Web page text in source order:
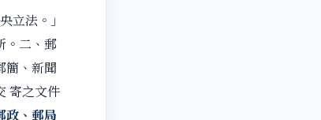
立法。」
。二、郵
簡、新聞
寄之文件
政、郵局